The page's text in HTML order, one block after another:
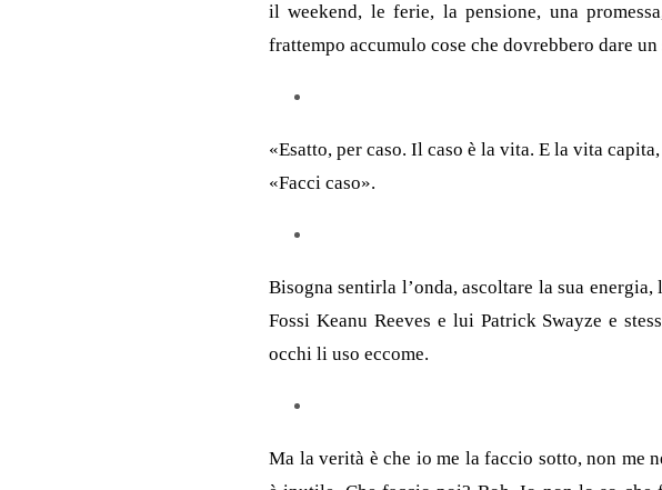
il weekend, le ferie, la pensione, una
frattempo accumulo cose che dovrebbero dare
«Esatto, per caso. Il caso è la vita. E la vita
«Facci caso».
Bisogna sentirla l’onda, ascoltare la sua
Fossi Keanu Reeves e lui Patrick Swayze e
occhi li uso eccome.
Ma la verità è che io me la faccio sotto, non me